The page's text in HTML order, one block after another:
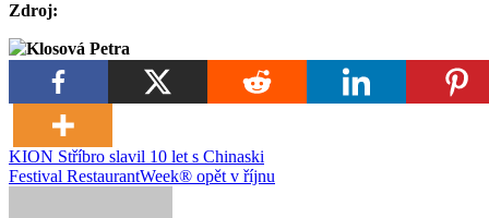
Zdroj:
Klosová Petra
Navigace
pro
KION Stříbro slavil 10 let s Chinaski
Festival RestaurantWeek® opět v říjnu